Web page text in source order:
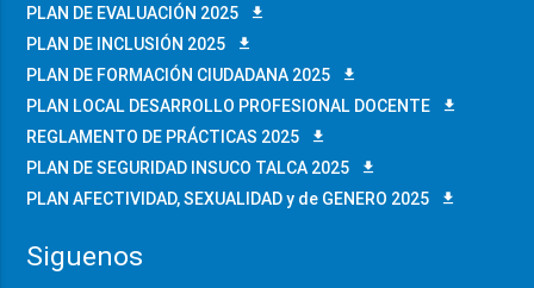
PLAN DE EVALUACIÓN 2025
PLAN DE INCLUSIÓN 2025
PLAN DE FORMACIÓN CIUDADANA 2025
PLAN LOCAL DESARROLLO PROFESIONAL DOCENTE
REGLAMENTO DE PRÁCTICAS 2025
PLAN DE SEGURIDAD INSUCO TALCA 2025
PLAN AFECTIVIDAD, SEXUALIDAD y de GENERO 2025
Siguenos